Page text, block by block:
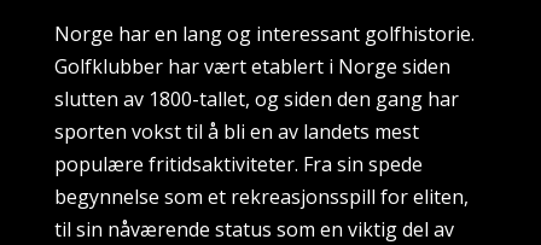
Norge har en lang og interessant golfhistorie.
Golfklubber har vært etablert i Norge siden
slutten av 1800-tallet, og siden den gang har
sporten vokst til å bli en av landets mest
populære fritidsaktiviteter. Fra sin spede
begynnelse som et rekreasjonsspill for eliten,
til sin nåværende status som en viktig del av